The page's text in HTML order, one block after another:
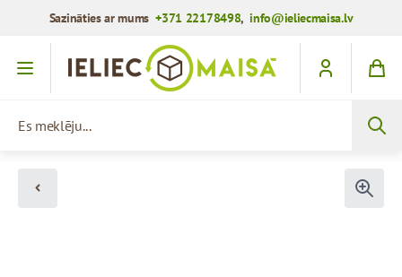
Sazināties ar mums+371 22178498,info@ieliecmaisa.lv
Iet uz saturu